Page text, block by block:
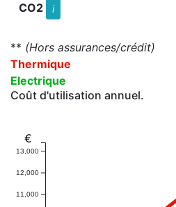
CO2
i
** (Hors assurances/crédit)
Thermique
Electrique
Coût d'utilisation annuel.
11,000
12,000
13,000
€